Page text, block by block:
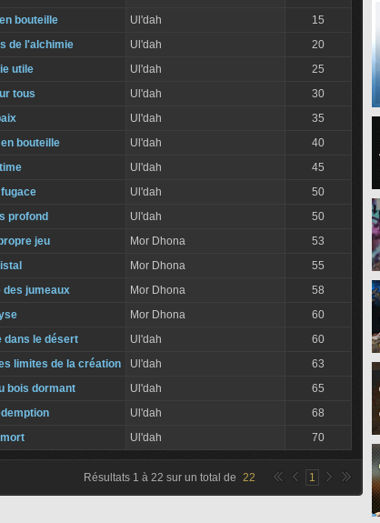
bouteille Ul'dah
15
de l'alchimie
Ul'dah
20
utile
Ul'dah
25
tous
Ul'dah
30
Ul'dah
35
bouteille
Ul'dah
40
Ul'dah
45
Ul'dah
50
profond
Ul'dah
50
jeu
Mor Dhona
53
Mor Dhona
55
des jumeaux
Mor Dhona
58
Mor Dhona
60
dans le désert
Ul'dah
60
limites de la création
Ul'dah
63
bois dormant
Ul'dah
65
Ul'dah
68
Ul'dah 70
Résultats 1 à 22 sur un total de 22 1